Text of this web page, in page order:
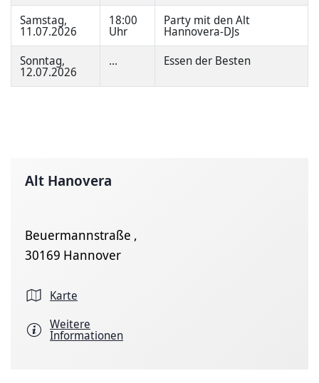
Samstag,
11.07.2026
18:00
Uhr
Party mit den Alt
Hannovera-DJs
Sonntag,
12.07.2026
... Essen der Besten
Alt Hanovera
Beuermannstraße ,
30169 Hannover
Karte
Weitere
Informationen